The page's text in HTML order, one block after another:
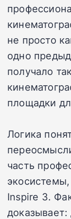
не просто
одно
получало
площадки
Логика
часть
Inspire 3.
доказывает: